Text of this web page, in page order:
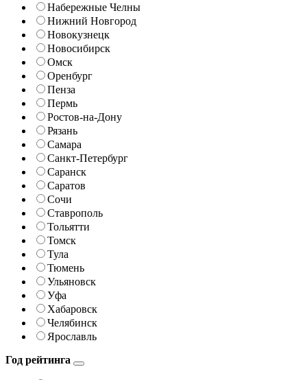
Набережные Челны
Нижний Новгород
Новокузнецк
Новосибирск
Омск
Оренбург
Пенза
Пермь
Ростов-на-Дону
Рязань
Самара
Санкт-Петербург
Саранск
Саратов
Сочи
Ставрополь
Тольятти
Томск
Тула
Тюмень
Ульяновск
Уфа
Хабаровск
Челябинск
Ярославль
Год рейтинга